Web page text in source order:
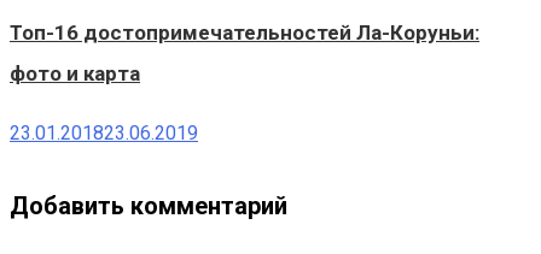
Топ-16 достопримечательностей Ла-Коруньи:
фото и карта
23.01.201823.06.2019
Добавить комментарий